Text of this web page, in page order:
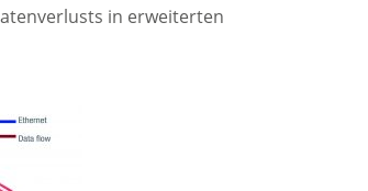
in erweiterten